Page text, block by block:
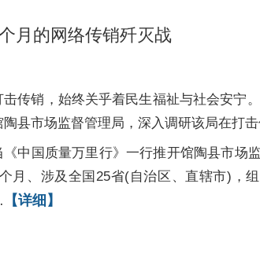
月的网络传销歼灭战
击传销，始终关乎着民生福祉与社会安宁
陶县市场监督管理局，深入调研该局在打
《中国质量万里行》一行推开馆陶县市场
月、涉及全国25省(自治区、直辖市)，
【详细】